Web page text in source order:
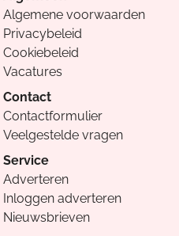
Algemene voorwaarden
Privacybeleid
Cookiebeleid
Vacatures
Contact
Contactformulier
Veelgestelde vragen
Service
Adverteren
Inloggen adverteren
Nieuwsbrieven